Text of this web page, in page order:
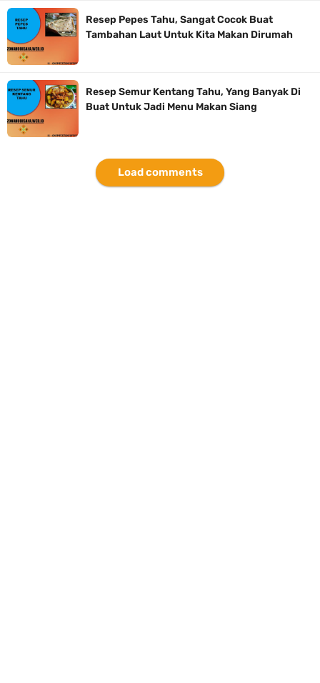
Resep Pepes Tahu, Sangat Cocok Buat
Tambahan Laut Untuk Kita Makan Dirumah
Resep Semur Kentang Tahu, Yang Banyak Di
Buat Untuk Jadi Menu Makan Siang
Load comments